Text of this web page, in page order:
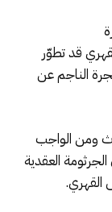
قد تطوّر
الناجم عن
ومن الواجب
العقدية